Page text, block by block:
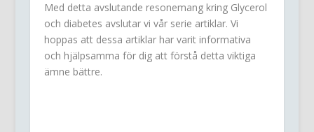
Med detta avslutande resonemang kring Glycerol
och diabetes avslutar vi vår serie artiklar. Vi
hoppas att dessa artiklar har varit informativa
och hjälpsamma för dig att förstå detta viktiga
ämne bättre.